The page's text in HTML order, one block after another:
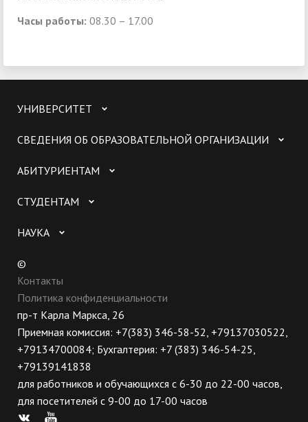
Часы работы: 08.30 – 17.00
УНИВЕРСИТЕТ
СВЕДЕНИЯ ОБ ОБРАЗОВАТЕЛЬНОЙ ОРГАНИЗАЦИИ
АБИТУРИЕНТАМ
СТУДЕНТАМ
НАУКА
©
Контакты
Политика конфиденциальности
пр-т Карла Маркса, 26
Приемная комиссия: +7(383) 346-58-52, +79137030522,
+79134700084; Бухгалтерия: +7 (383) 346-54-25,
+79139141838
для работников и обучающихся с 6-30 до 22-00 часов,
для посетителей с 9-00 до 17-00 часов